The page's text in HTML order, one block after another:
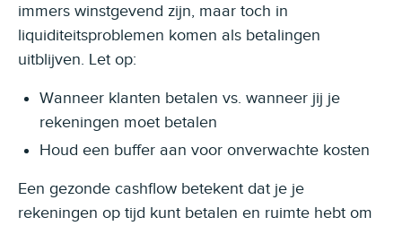
immers winstgevend zijn, maar toch in
liquiditeitsproblemen komen als betalingen
uitblijven. Let op:
Wanneer klanten betalen vs. wanneer jij je
rekeningen moet betalen
Houd een buffer aan voor onverwachte kosten
Een gezonde cashflow betekent dat je je
rekeningen op tijd kunt betalen en ruimte hebt om